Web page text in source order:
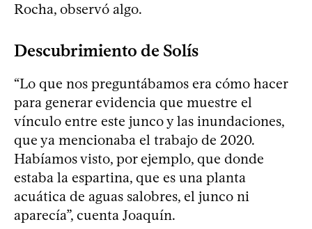
Rocha, observó algo.
Descubrimiento de Solís
“Lo que nos preguntábamos era cómo hacer
para generar evidencia que muestre el
vínculo entre este junco y las inundaciones,
que ya mencionaba el trabajo de 2020.
Habíamos visto, por ejemplo, que donde
estaba la espartina, que es una planta
acuática de aguas salobres, el junco ni
aparecía”, cuenta Joaquín.